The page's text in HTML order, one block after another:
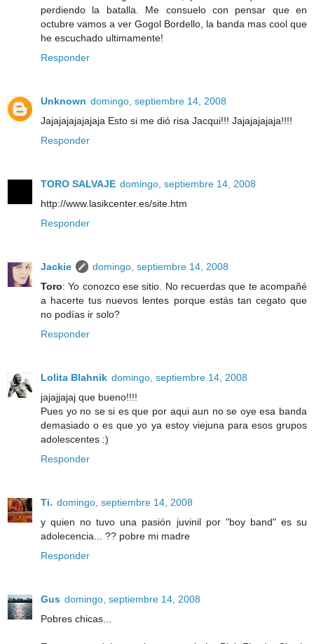
perdiendo la batalla. Me consuelo con pensar que en
octubre vamos a ver Gogol Bordello, la banda mas cool que
he escuchado ultimamente!
Responder
Unknown domingo, septiembre 14, 2008
Jajajajajajajaja Esto si me dió risa Jacqui!!! Jajajajajaja!!!!
Responder
TORO SALVAJE domingo, septiembre 14, 2008
http://www.lasikcenter.es/site.htm
Responder
Jackie
domingo, septiembre 14, 2008
Toro: Yo conozco ese sitio. No recuerdas que te acompañé
a hacerte tus nuevos lentes porque estás tan cegato que
no podías ir solo?
Responder
Lolita Blahnik domingo, septiembre 14, 2008
jajajjajaj que bueno!!!!
Pues yo no se si es que por aqui aun no se oye esa banda
demasiado o es que yo ya estoy viejuna para esos grupos
adolescentes :)
Responder
Ti. domingo, septiembre 14, 2008
y quien no tuvo una pasión juvinil por "boy band" es su
adolecencia... ?? pobre mi madre
Responder
Gus domingo, septiembre 14, 2008
Pobres chicas...